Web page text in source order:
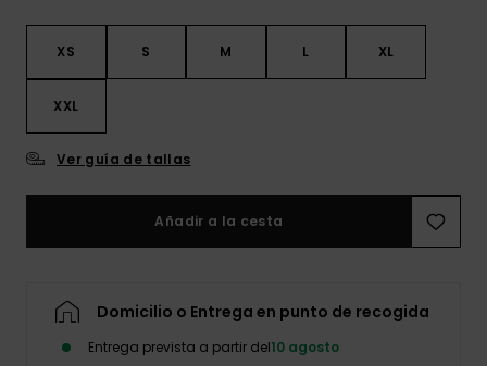
XS S M L XL
XXL
Ver guía de tallas
Añadir a la cesta
Domicilio o Entrega en punto de recogida
Entrega prevista a partir del10 agosto